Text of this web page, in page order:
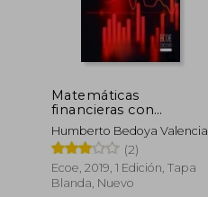
Matemáticas
financieras con
aplicaciones en Excel -
1ra edición
Humberto Bedoya Valencia
(2)
Ecoe, 2019, 1 Edición, Tapa
Blanda, Nuevo